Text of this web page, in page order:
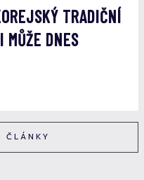
TRADIČNÍ
MŮŽE DNES
ČLÁNKY